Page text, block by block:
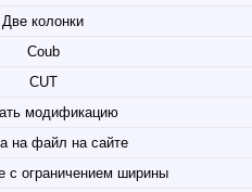
Две колонки
Coub
CUT
модификацию
на файл на сайте
с ограничением ширины